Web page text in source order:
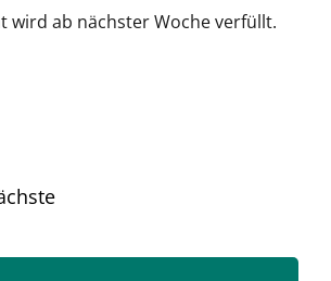
wird ab nächster Woche verfüllt.